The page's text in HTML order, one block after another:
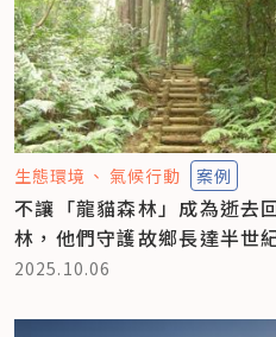
生態環境 氣候行動 案例
不讓「龍貓森林」成為逝去
林，他們守護故鄉長達半世
2025.10.06